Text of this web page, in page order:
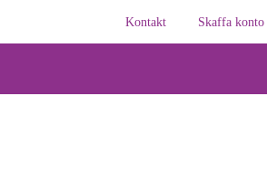
Kontakt
Skaffa konto